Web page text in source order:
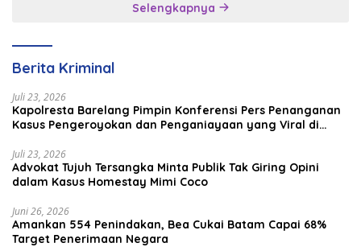
Selengkapnya
Berita Kriminal
Juli 23, 2026
Kapolresta Barelang Pimpin Konferensi Pers Penanganan
Kasus Pengeroyokan dan Penganiayaan yang Viral di
Juli 23, 2026
Advokat Tujuh Tersangka Minta Publik Tak Giring Opini
dalam Kasus Homestay Mimi Coco
Juni 26, 2026
Amankan 554 Penindakan, Bea Cukai Batam Capai 68%
Target Penerimaan Negara